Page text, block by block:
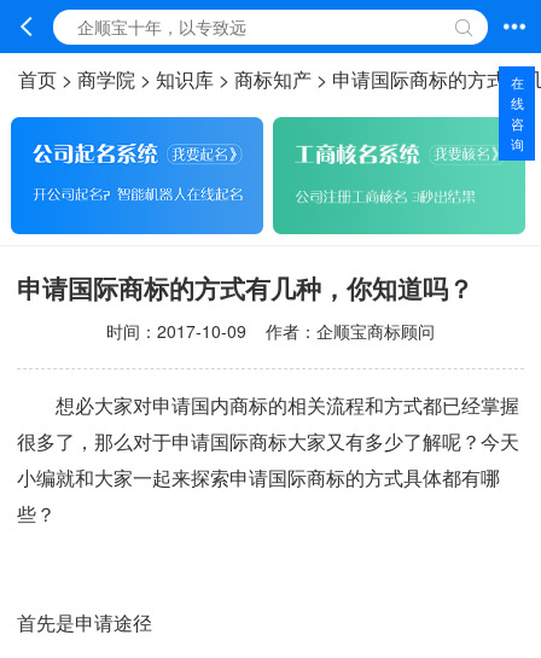
首页 > 商学院 > 知识库 > 商标知产 > 申请国际商标的方式有
申请国际商标的方式有几种，你知道吗？
时间： 2017-10-09 作者：企顺宝商标顾问
想必大家对申请国内商标的相关流程和方式都已经掌握
很多了，那么对于申请国际商标大家又有多少了解呢？今天
小编就和大家一起来探索申请国际商标的方式具体都有哪
些？
首先是申请途径
在
线
咨
询